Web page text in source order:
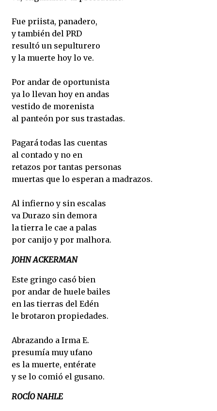
Fue priista, panadero,
y también del PRD
resultó un sepulturero
y la muerte hoy lo ve.
Por andar de oportunista
ya lo llevan hoy en andas
vestido de morenista
al panteón por sus trastadas.
Pagará todas las cuentas
al contado y no en
retazos por tantas personas
muertas que lo esperan a madrazos.
Al infierno y sin escalas
va Durazo sin demora
la tierra le cae a palas
por canijo y por malhora.
JOHN ACKERMAN
Este gringo casó bien
por andar de huele bailes
en las tierras del Edén
le brotaron propiedades.
Abrazando a Irma E.
presumía muy ufano
es la muerte, entérate
y se lo comió el gusano.
ROCÍO NAHLE